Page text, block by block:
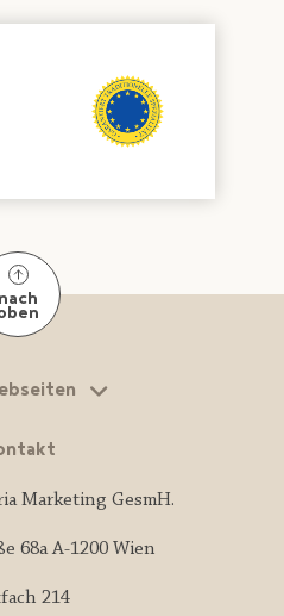
nach
Marketing GesmH.
68a A-1200 Wien
214